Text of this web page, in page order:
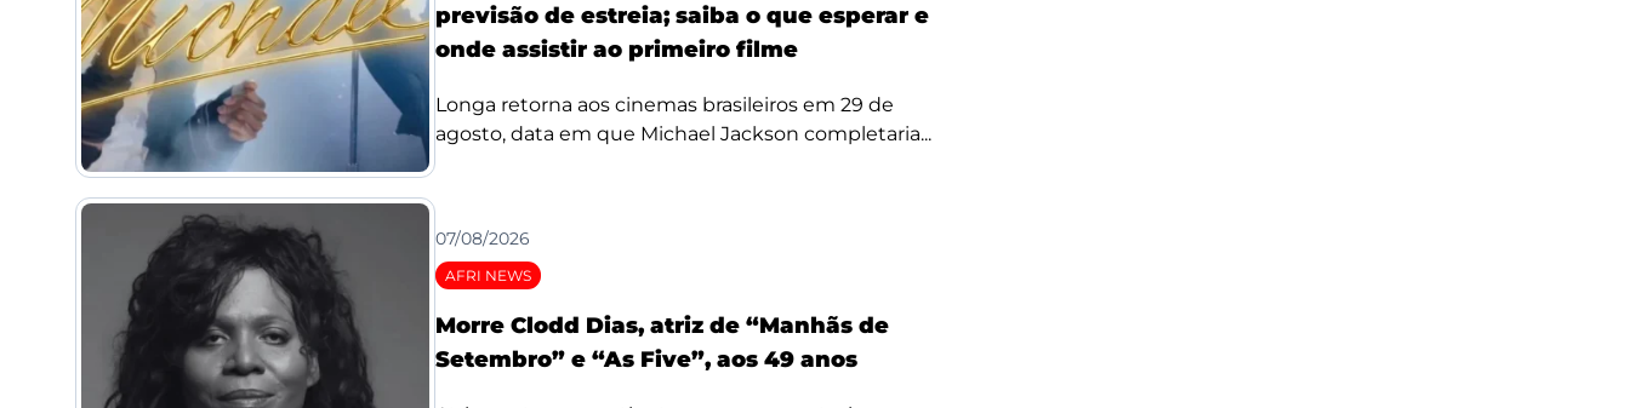
previsão de estreia; saiba o que esperar e
onde assistir ao primeiro filme
Longa retorna aos cinemas brasileiros em 29 de
agosto, data em que Michael Jackson completaria...
07/08/2026
AFRI NEWS
Morre Clodd Dias, atriz de “Manhãs de
Setembro” e “As Five”, aos 49 anos